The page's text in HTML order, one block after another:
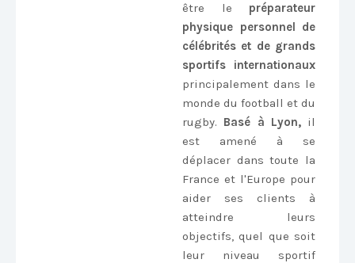
être le préparateur
physique personnel de
célébrités et de grands
sportifs internationaux
principalement dans le
monde du football et du
rugby. Basé à Lyon,il
est amené à se
déplacer dans toute la
France et l'Europe pour
aider ses clients à
atteindre leurs
objectifs, quel que soit
leur niveau sportif